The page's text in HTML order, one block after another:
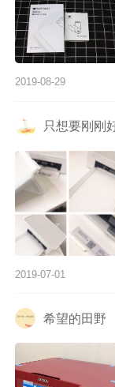
2019-08-29
只想要刚刚
2019-07-01
希望的田野